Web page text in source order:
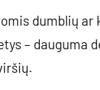
dumblių ar
– dauguma